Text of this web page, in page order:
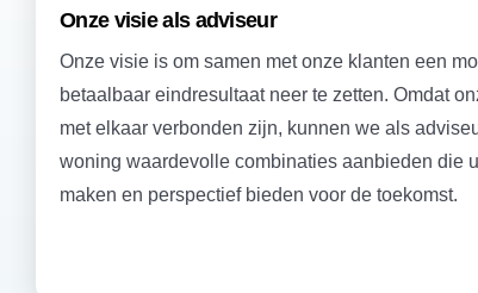
Onze visie als adviseur
Onze visie is om samen met onze klanten een
betaalbaar eindresultaat neer te zetten. Omdat
met elkaar verbonden zijn, kunnen we als
woning waardevolle combinaties aanbieden die
maken en perspectief bieden voor de toekomst.